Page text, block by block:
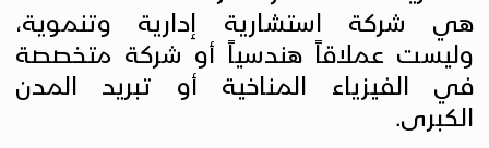
هي شركة استشارية إدارية وتنموية،
وليست عملاقاً هندسياً أو شركة متخصصة
في الفيزياء المناخية أو تبريد المدن
الكبرى.